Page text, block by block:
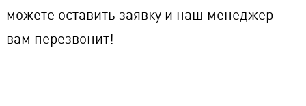
можете оставить заявку и наш менеджер
вам перезвонит!